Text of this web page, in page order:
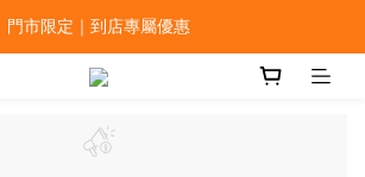
門市限定｜到店專屬優惠